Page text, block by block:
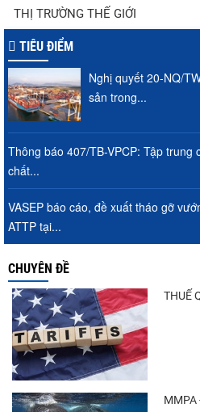
Nguồn cung
Quốc tiếp tục
Xuất khẩu
mới gia tăng
Điểm tin thủy
THỊ TRƯỜNG THẾ GIỚI
TIÊU ĐIỂM
Nghị quyết 20-NQ/
sản trong...
Thông báo 407/TB-VPCP: Tập
chất...
VASEP báo cáo, đề xuất tháo gỡ
ATTP tại...
CHUYÊN ĐỀ
THUẾ
MMPA